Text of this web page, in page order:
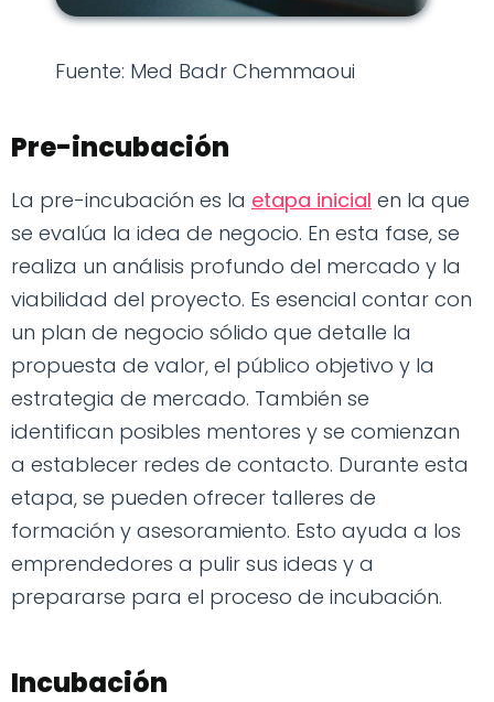
Fuente: Med Badr Chemmaoui
Pre-incubación
La pre-incubación es la etapa inicial en la que
se evalúa la idea de negocio. En esta fase, se
realiza un análisis profundo del mercado y la
viabilidad del proyecto. Es esencial contar con
un plan de negocio sólido que detalle la
propuesta de valor, el público objetivo y la
estrategia de mercado. También se
identifican posibles mentores y se comienzan
a establecer redes de contacto. Durante esta
etapa, se pueden ofrecer talleres de
formación y asesoramiento. Esto ayuda a los
emprendedores a pulir sus ideas y a
prepararse para el proceso de incubación.
Incubación